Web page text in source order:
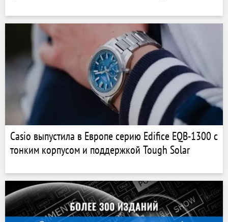
Casio выпустила в Европе серию Edifice EQB-1300 с
тонким корпусом и поддержкой Tough Solar